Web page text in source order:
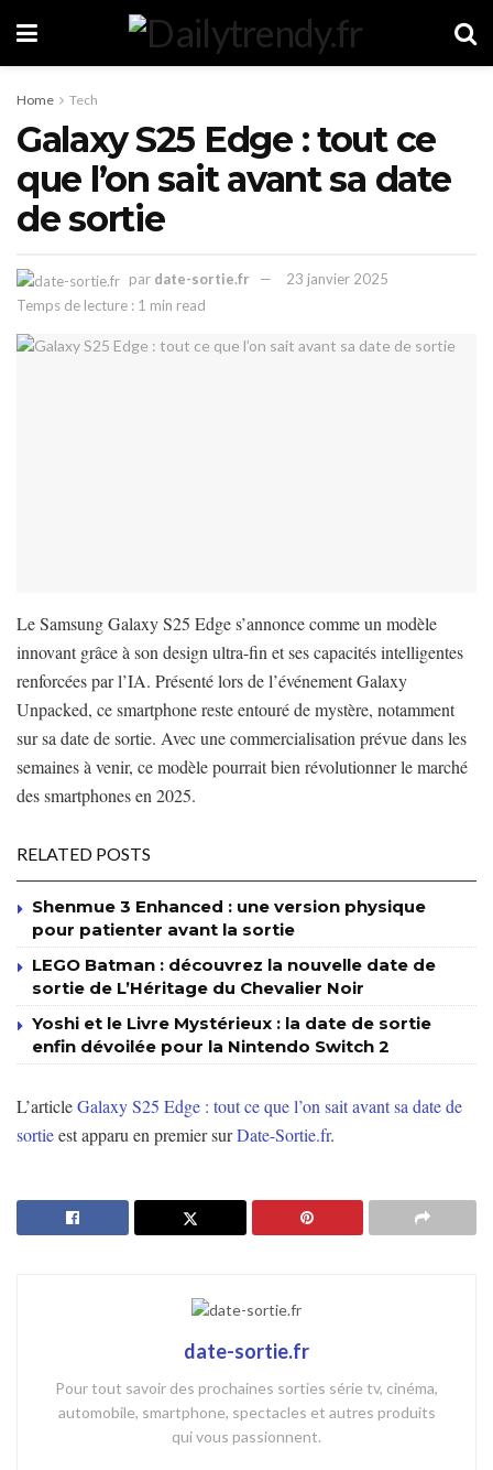
Home Tech
Galaxy S25 Edge : tout ce
que l’on sait avant sa date
de sortie
par date-sortie.fr
23 janvier 2025
Temps de lecture : 1 min read
Le Samsung Galaxy S25 Edge s’annonce comme un modèle
innovant grâce à son design ultra-fin et ses capacités intelligentes
renforcées par l’IA. Présenté lors de l’événement Galaxy
Unpacked, ce smartphone reste entouré de mystère, notamment
sur sa date de sortie. Avec une commercialisation prévue dans les
semaines à venir, ce modèle pourrait bien révolutionner le marché
des smartphones en 2025.
RELATED POSTS
Shenmue 3 Enhanced : une version physique
pour patienter avant la sortie
LEGO Batman : découvrez la nouvelle date de
sortie de L’Héritage du Chevalier Noir
Yoshi et le Livre Mystérieux : la date de sortie
enfin dévoilée pour la Nintendo Switch 2
L’articleGalaxy S25 Edge : tout ce que l’on sait avant sa date de
sortieest apparu en premier surDate-Sortie.fr.
date-sortie.fr
Pour tout savoir des prochaines sorties série tv, cinéma,
automobile, smartphone, spectacles et autres produits
qui vous passionnent.